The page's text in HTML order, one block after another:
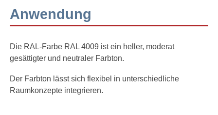
Anwendung
Die RAL-Farbe RAL 4009 ist ein heller, moderat
gesättigter und neutraler Farbton.
Der Farbton lässt sich flexibel in unterschiedliche
Raumkonzepte integrieren.